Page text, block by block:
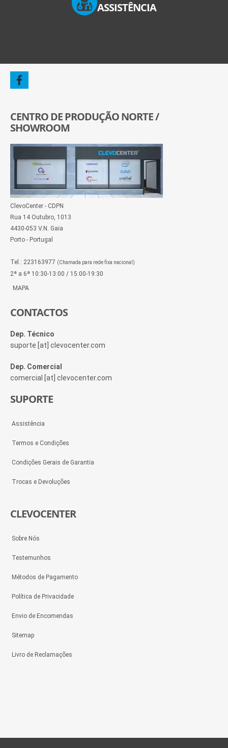
ASSISTÊNCIA
CENTRO DE PRODUÇÃO NORTE /
SHOWROOM
ClevoCenter - CDPN
Rua 14 Outubro, 1013
4430-053 V.N. Gaia
Porto - Portugal
Tel.: 223163977 (Chamada para rede fixa nacional)
2ª a 6ª 10:30-13:00 / 15:00-19:30
MAPA
CONTACTOS
Dep. Técnico
suporte [at] clevocenter.com
Dep. Comercial
comercial [at] clevocenter.com
SUPORTE
Assistência
Termos e Condições
Condições Gerais de Garantia
Trocas e Devoluções
CLEVOCENTER
Sobre Nós
Testemunhos
Métodos de Pagamento
Política de Privacidade
Envio de Encomendas
Sitemap
Livro de Reclamações